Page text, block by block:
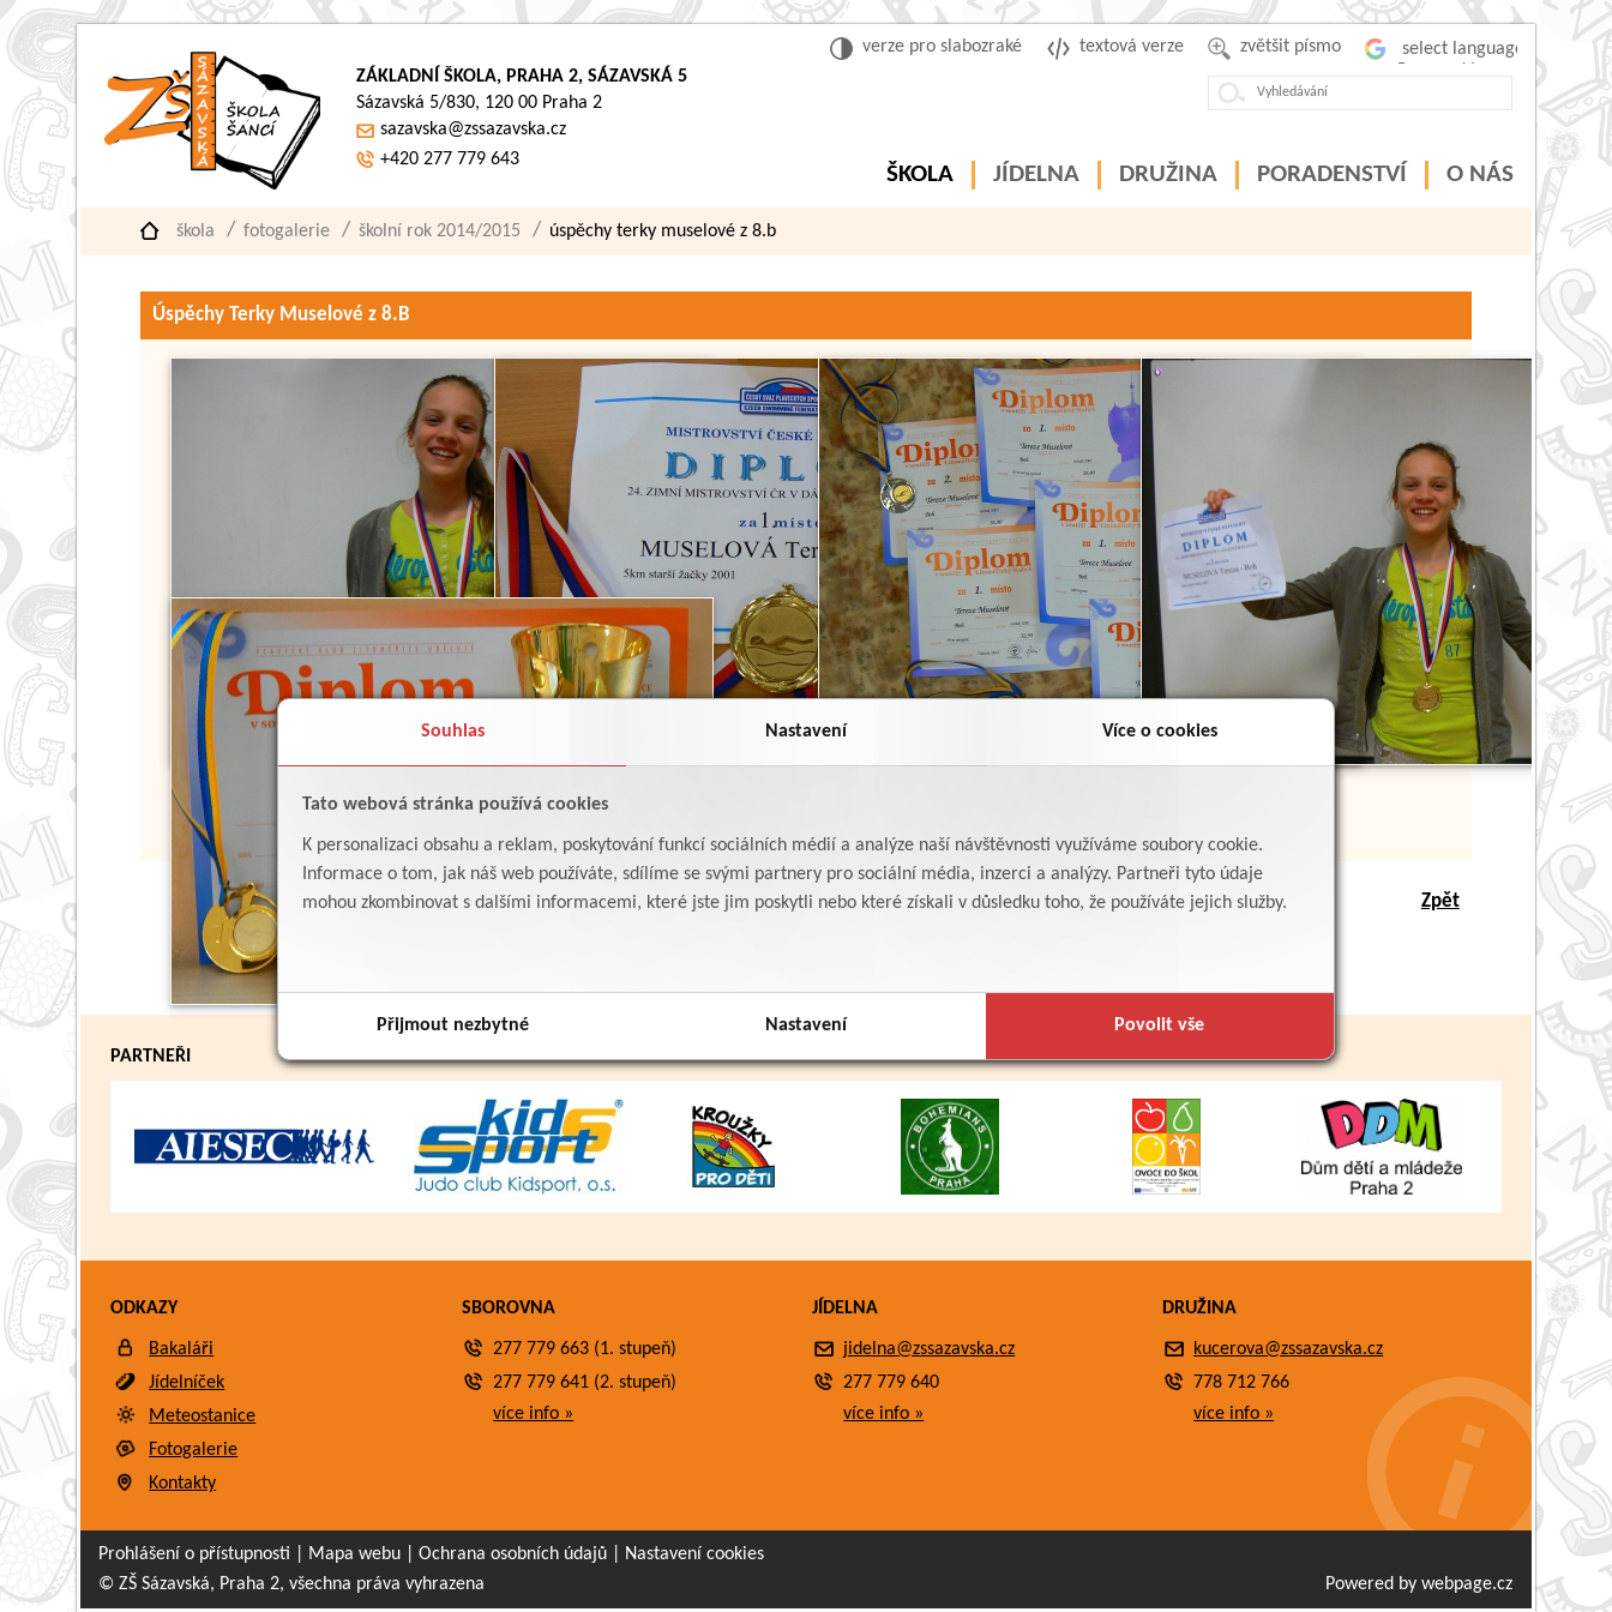
Souhlas Nastavení Více o cookies
Tato webová stránka používá cookies
K personalizaci obsahu a reklam, poskytování funkcí sociálních médií a analýze naší návštěvnosti využíváme soubory cookie.
Informace o tom, jak náš web používáte, sdílíme se svými partnery pro sociální média, inzerci a analýzy. Partneři tyto údaje
mohou zkombinovat s dalšími informacemi, které jste jim poskytli nebo které získali v důsledku toho, že používáte jejich služby.
Přijmout nezbytné Nastavení Povolit vše
zvětšit písmo
textová verze
verze pro slabozraké
ZÁKLADNÍ ŠKOLA, PRAHA 2, SÁZAVSKÁ 5
Sázavská 5/830, 120 00 Praha 2
sazavska@zssazavska.cz
+420 277 779 643
ŠKOLA JÍDELNA DRUŽINA PORADENSTVÍ O NÁS
škola fotogalerie školní rok 2014/2015 úspěchy terky muselové z 8.b
Úspěchy Terky Muselové z 8.B
Zpět
PARTNEŘI
ODKAZY
Bakaláři
Jídelníček
Meteostanice
Fotogalerie
Kontakty
SBOROVNA
277 779 663 (1. stupeň)
277 779 641 (2. stupeň)
více info »
JÍDELNA
jidelna@zssazavska.cz
277 779 640
více info »
DRUŽINA
kucerova@zssazavska.cz
778 712 766
více info »
Prohlášení o přístupnosti Mapa webu |Ochrana osobních údajů
Nastavení cookies
© ZŠ Sázavská, Praha 2, všechna práva vyhrazena
Powered by webpage.cz